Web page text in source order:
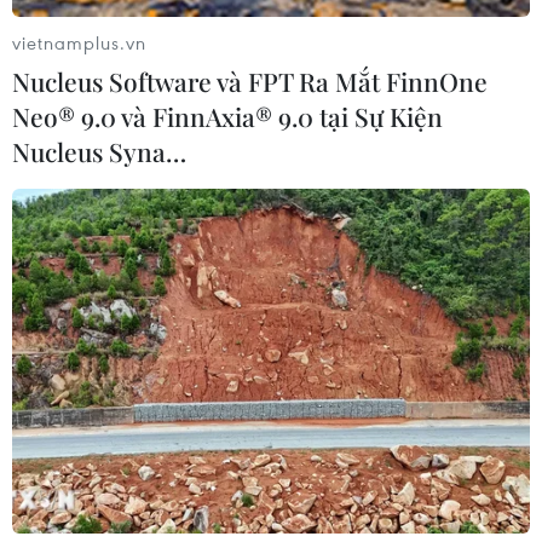
Nhiều công trình vẫn đang tiếp tục xây dựng trong Khu Công
nghệ cao Hòa Lạc. (Ảnh: Huy Hùng/TTXVN)
Từ tháng 11/2023, Ủy ban Nhân dân thành phố
Hà Nội đã tiếp nhận chuyển giao quản lý Khu
công nghệ cao Hòa Lạc từ Bộ Khoa học và Công
nghệ. Khu công nghệ này hiện có 109 dự án đầu
vietnamplus.vn
Nucleus Software và FPT Ra Mắt FinnOne
Neo® 9.0 và FinnAxia® 9.0 tại Sự Kiện
Nucleus Syna…